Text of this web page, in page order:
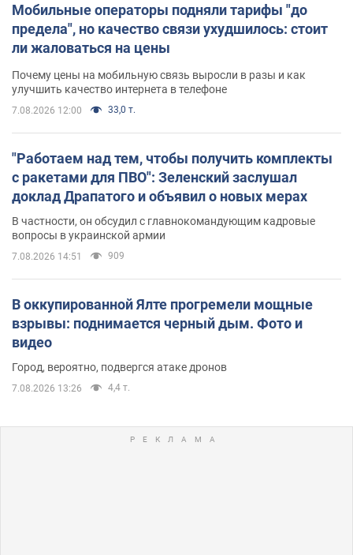
Мобильные операторы подняли тарифы "до
предела", но качество связи ухудшилось: стоит
ли жаловаться на цены
Почему цены на мобильную связь выросли в разы и как
улучшить качество интернета в телефоне
7.08.2026 12:00 33,0 т.
"Работаем над тем, чтобы получить комплекты
с ракетами для ПВО": Зеленский заслушал
доклад Драпатого и объявил о новых мерах
В частности, он обсудил с главнокомандующим кадровые
вопросы в украинской армии
7.08.2026 14:51 909
В оккупированной Ялте прогремели мощные
взрывы: поднимается черный дым. Фото и
видео
Город, вероятно, подвергся атаке дронов
7.08.2026 13:26 4,4 т.